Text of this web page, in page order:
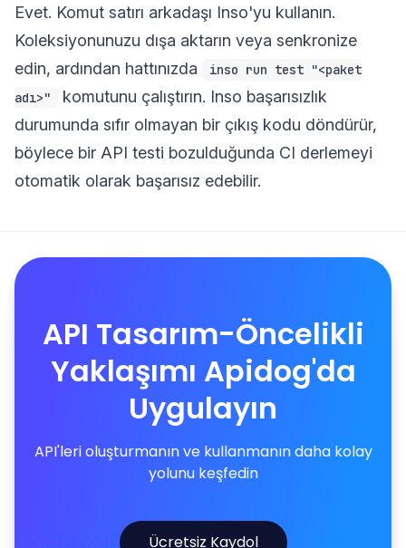
Evet. Komut satırı arkadaşı Inso'yu kullanın.
Koleksiyonunuzu dışa aktarın veya senkronize
edin, ardından hattınızda
inso run test "<paket
adı>"
komutunu çalıştırın. Inso başarısızlık
durumunda sıfır olmayan bir çıkış kodu döndürür,
böylece bir API testi bozulduğunda CI derlemeyi
otomatik olarak başarısız edebilir.
API Tasarım-Öncelikli
Yaklaşımı Apidog'da
Uygulayın
API'leri oluşturmanın ve kullanmanın daha kolay
yolunu keşfedin
Ücretsiz Kaydol